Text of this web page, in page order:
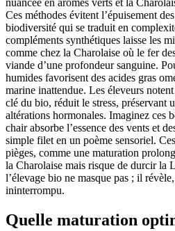
Ces méthodes évitent l’épuisement
biodiversité qui se traduit en
compléments synthétiques laisse les
comme chez la Charolaise où le fer
viande d’une profondeur sanguine.
humides favorisent des acides gras
marine inattendue. Les éleveurs
clé du bio, réduit le stress, préservant
altérations hormonales. Imaginez ces
chair absorbe l’essence des vents et
simple filet en un poème sensoriel.
pièges, comme une maturation
la Charolaise mais risque de durcir la
l’élevage bio ne masque pas ; il
ininterrompu.
Quelle maturation